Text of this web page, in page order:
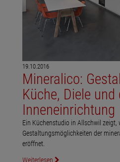
19.10.2016
Mineralico:
Küche, Diele und
Inneneinrichtung
Ein Küchenstudio in Allschwil zeigt,
Gestaltungsmöglichkeiten der
eröffnet.
Weiterlesen